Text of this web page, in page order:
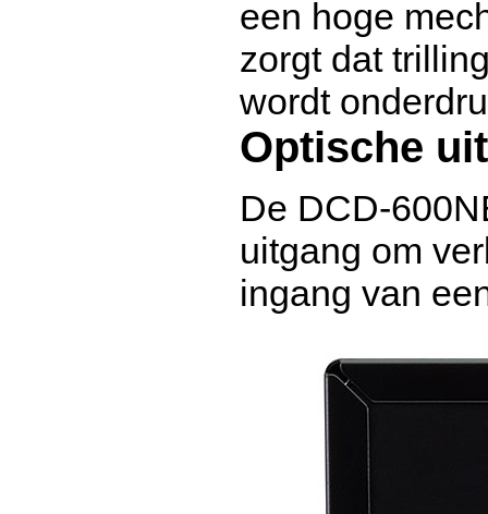
een hoge
zorgt dat
wordt
Optische
De DCD-
uitgang om
ingang van